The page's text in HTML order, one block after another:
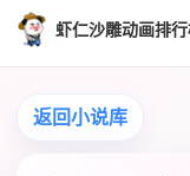
虾仁沙雕动画排
返回小说库